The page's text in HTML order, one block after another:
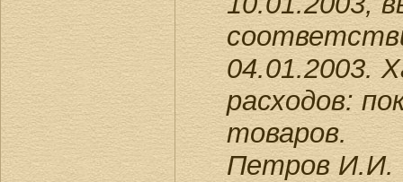
04.01.2003.
расходов:
товаров.
Петров И.И.